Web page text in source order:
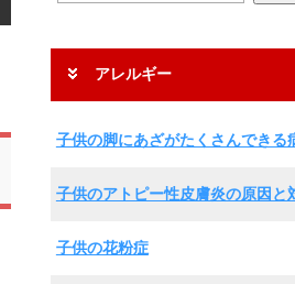
アレルギー
子供の脚にあざがたくさんできる
子供のアトピー性皮膚炎の原因と
子供の花粉症